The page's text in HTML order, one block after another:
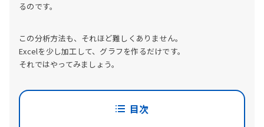
るのです。
この分析方法も、それほど難しくありません。
Excelを少し加工して、グラフを作るだけです。
それではやってみましょう。
目次